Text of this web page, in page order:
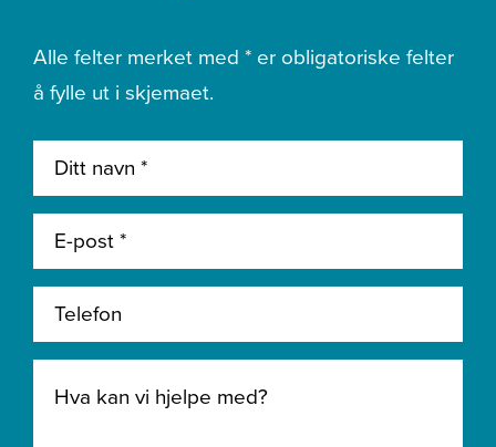
Alle felter merket med * er obligatoriske felter
å fylle ut i skjemaet.